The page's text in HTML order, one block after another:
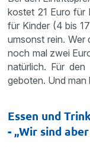
kostet 21 Euro für
für Kinder (4 bis
umsonst rein. Wer
noch mal zwei
natürlich. Für
geboten. Und man
Essen und
- „Wir sind